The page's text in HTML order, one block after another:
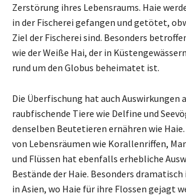
Zerstörung ihres Lebensraums. Haie
in der Fischerei gefangen und getötet,
Ziel der Fischerei sind. Besonders
wie der Weiße Hai, der in
rund um den Globus beheimatet ist.
Die Überfischung hat auch Auswirkungen
raubfischende Tiere wie Delfine und
denselben Beutetieren ernähren wie
von Lebensräumen wie Korallenriffen,
und Flüssen hat ebenfalls erhebliche
Bestände der Haie. Besonders
in Asien, wo Haie für ihre Flossen gejagt